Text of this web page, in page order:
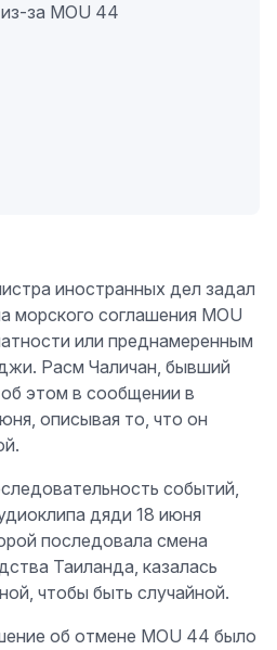
иностранных дел задал
морского соглашения MOU
или преднамеренным
Расм Чаличан, бывший
этом в сообщении в
описывая то, что он
событий,
дяди 18 июня
последовала смена
Таиланда, казалась
чтобы быть случайной.
об отмене MOU 44 было